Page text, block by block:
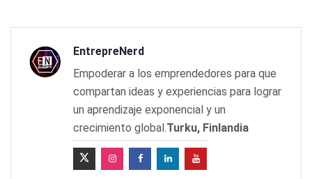
EntrepreNerd
Empoderar a los emprendedores para que
compartan ideas y experiencias para lograr
un aprendizaje exponencial y un
crecimiento global.Turku, Finlandia